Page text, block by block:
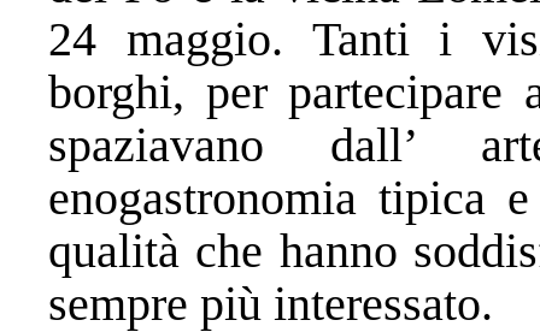
24 maggio. Tanti i
borghi, per partecipare
spaziavano dall’
enogastronomia tipica
qualità che hanno
sempre più interessato.